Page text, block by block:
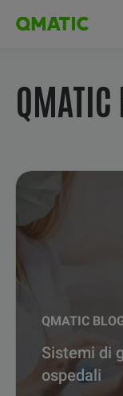
QMATIC
QMATIC
Sistemi di
ospedali